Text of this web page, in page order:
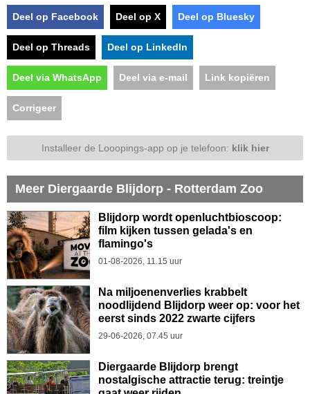
Deel op Facebook Deel op X Deel op Bluesky
Deel op Threads Deel op LinkedIn
Deel via WhatsApp Deel via e-mail Link kopiëren
Corrigeer
Installeer de Looopings-app op je telefoon: klik hier
Meer Diergaarde Blijdorp - Rotterdam Zoo
Blijdorp wordt openluchtbioscoop:
film kijken tussen gelada's en
flamingo's
01-08-2026, 11.15 uur
Na miljoenenverlies krabbelt
noodlijdend Blijdorp weer op: voor het
eerst sinds 2022 zwarte cijfers
29-06-2026, 07.45 uur
Diergaarde Blijdorp brengt
nostalgische attractie terug: treintje